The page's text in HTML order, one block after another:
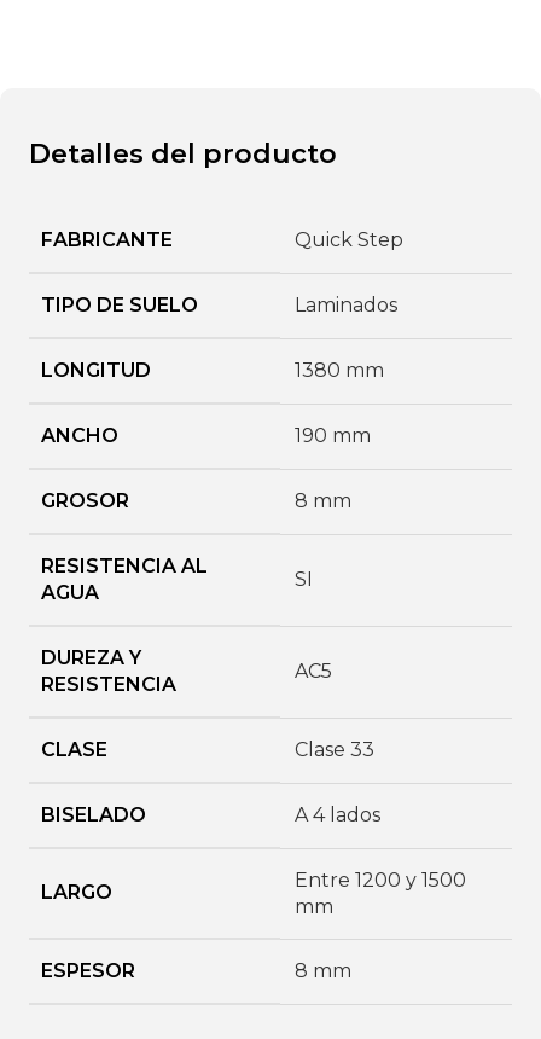
Detalles del producto
FABRICANTE Quick Step
TIPO DE SUELO Laminados
LONGITUD 1380 mm
ANCHO 190 mm
GROSOR 8 mm
RESISTENCIA AL
AGUA
SI
DUREZA Y
RESISTENCIA
AC5
CLASE Clase 33
BISELADO A 4 lados
LARGO
Entre 1200 y 1500
mm
ESPESOR 8 mm